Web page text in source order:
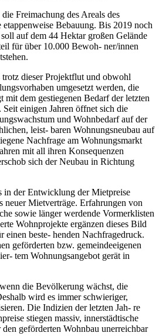
Freimachung des Areals des
Bebauung. Bis 2019 noch
auf dem 44 Hektar großen Gelände
für über 10.000 Bewoh- ner/innen
dieser Projektflut und obwohl
umgesetzt werden, die
mit dem gestiegenen Bedarf der letzten
einigen Jahren öffnet sich die
und Wohnbedarf auf der
leist- baren Wohnungsneubau auf
Nachfrage am Wohnungsmarkt
mit all ihren Konsequenzen
sich der Neubau in Richtung
in der Entwicklung der Mietpreise
neuer Mietverträge. Erfahrungen von
sowie länger werdende Vormerklisten
Wohnprojekte ergänzen dieses Bild
einen beste- henden Nachfragedruck.
geförderten bzw. gemeindeeigenen
tem Wohnungsangebot gerät in
die Bevölkerung wächst, die
wird es immer schwieriger,
Die Indizien der letzten Jah- re
stiegen massiv, innerstädtische
geförderten Wohnbau unerreichbar